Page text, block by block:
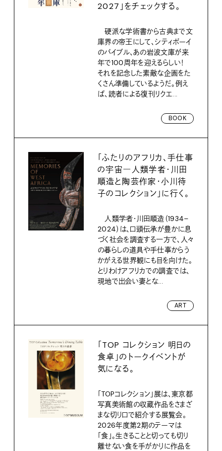
2027」をチェックする。
硬派な学術書から古典まで文
庫界の帝王にして、シティボーイ
のバイブル、あの岩波文庫が来
年で100周年を迎えるらしい！
それを記念した素敵な企画をた
くさん準備しているようだ。例え
ば、読者による復刊リクエ...
BOOK
「ふたりのアフリカ、手仕事
の宇宙―人類学者・川田
順造と陶芸作家・小川待
子のコレクション」に行く。
人類学者・川田順造（1934–
2024）は、口頭伝承が豊かに息
づく社会を調査する一方で、人々
の暮らしの道具や手仕事からう
かがえる世界観にも目を向けた。
とりわけアフリカでの調査では、
現地で出会い妻とな...
ART
「TOP コレクション 明日の
食卓」のトークイベントが
気になる。
「TOPコレクション」展は、東京都
写真美術館の収蔵作品をさまざ
まな切り口で紹介する展覧会。
2026年度第2期のテーマは
「食」。生きることと切っても切り
離せない食を手がかりに作品を